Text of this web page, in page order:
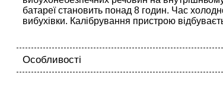
батареї становить понад 8 годин. Час
вибухівки. Калібрування пристрою
Особливості